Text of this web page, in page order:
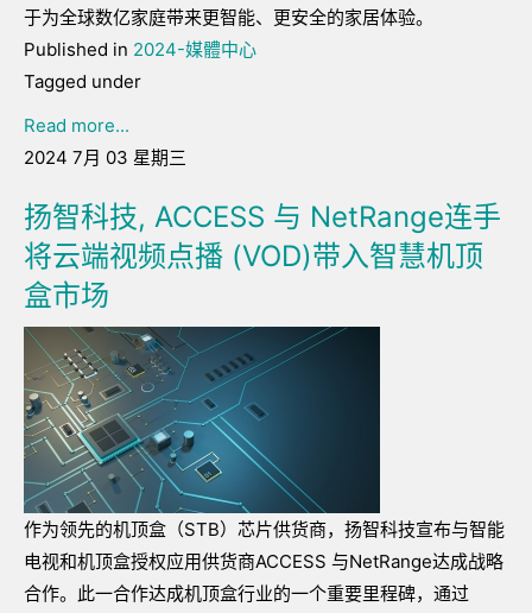
于为全球数亿家庭带来更智能、更安全的家居体验。
Published in 2024-媒體中心
Tagged under
Read more...
2024 7月 03 星期三
扬智科技, ACCESS 与 NetRange连手
将云端视频点播 (VOD)带入智慧机顶
盒市场
作为领先的机顶盒（STB）芯片供货商，扬智科技宣布与智能
电视和机顶盒授权应用供货商ACCESS 与NetRange达成战略
合作。此一合作达成机顶盒行业的一个重要里程碑，通过